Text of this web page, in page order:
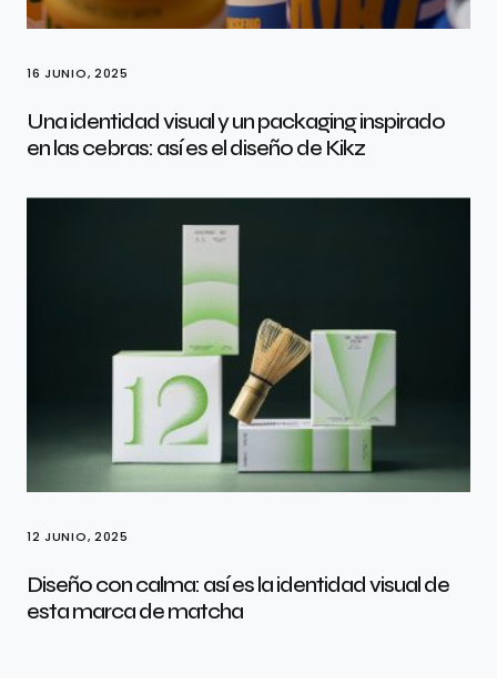
16 JUNIO, 2025
Una identidad visual y un packaging inspirado
en las cebras: así es el diseño de Kikz
12 JUNIO, 2025
Diseño con calma: así es la identidad visual de
esta marca de matcha